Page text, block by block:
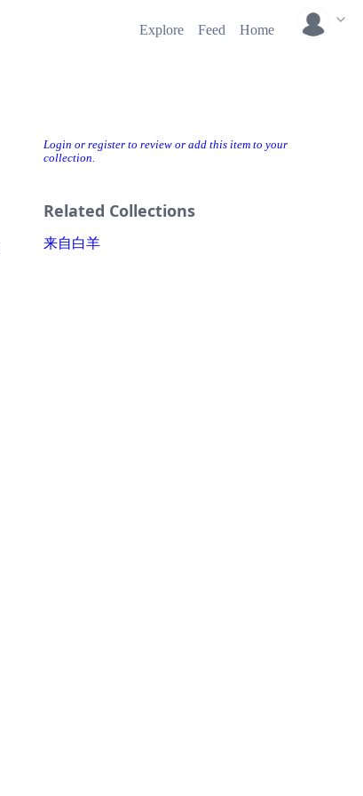
Explore Feed Home
Login or register to review or add this item to your
collection.
Related Collections
来自白羊